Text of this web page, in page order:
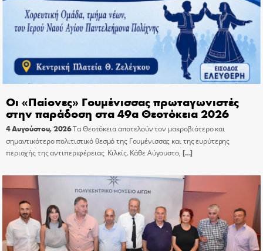
Οι «Παίονες» Γουμένισσας πρωταγωνιστές
στην παράδοση στα 49α Θεοτόκεια 2026
4 Αυγούστου, 2026Τα Θεοτόκεια αποτελούν τον μακροβιότερο και
σημαντικότερο πολιτιστικό θεσμό της Γουμένισσας και της ευρύτερης
περιοχής της αντιπεριφέρειας Κιλκίς. Κάθε Αύγουστο, […]